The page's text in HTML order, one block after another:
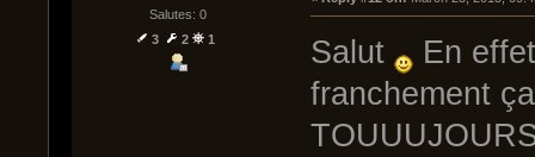
Salutes: 0
3
2 1 Salut
En
franchement